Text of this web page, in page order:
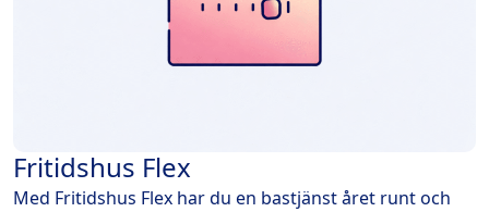
Fritidshus Flex
Med Fritidshus Flex har du en bastjänst året runt och